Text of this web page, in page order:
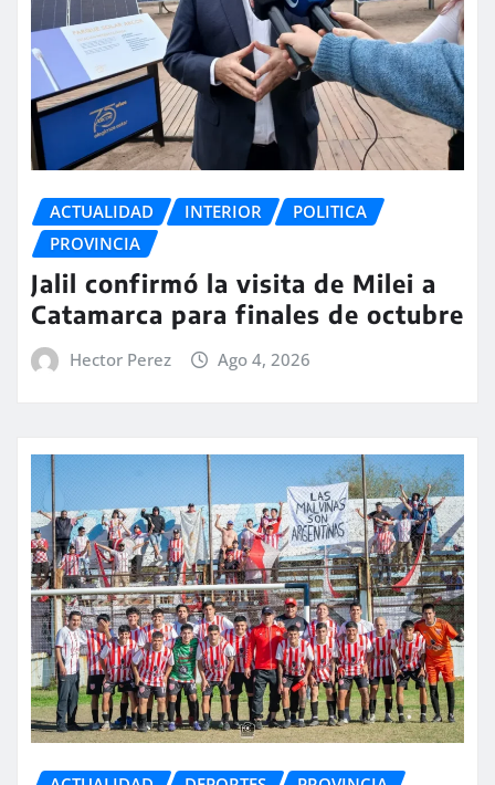
ACTUALIDAD INTERIOR
POLITICA
PROVINCIA
Jalil confirmó la visita de Milei a
Catamarca para finales de octubre
Hector Perez Ago 4, 2026